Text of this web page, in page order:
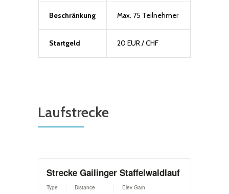
Beschränkung Max. 75 Teilnehmer
Startgeld 20 EUR / CHF
Laufstrecke